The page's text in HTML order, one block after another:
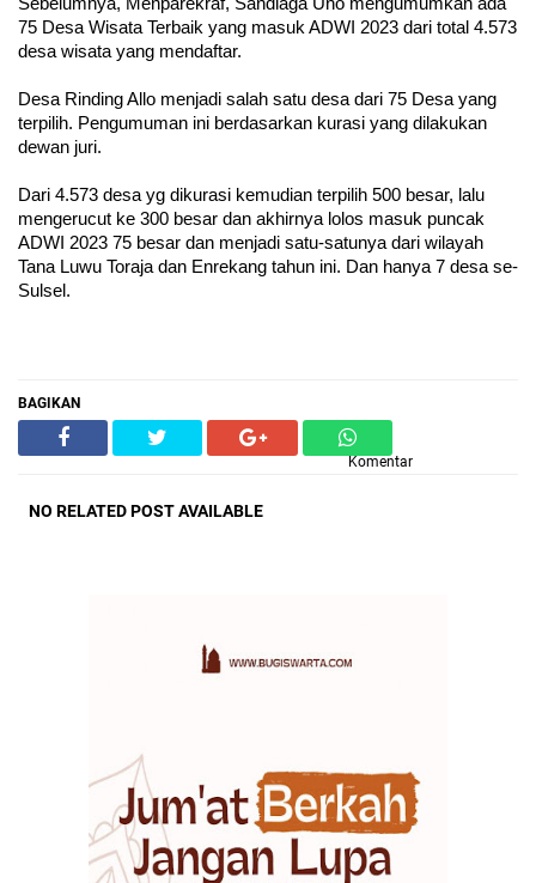
75 Desa Wisata Terbaik yang masuk ADWI 2023 dari total 4.573
desa wisata yang mendaftar.
Desa Rinding Allo menjadi salah satu desa dari 75 Desa yang
terpilih. Pengumuman ini berdasarkan kurasi yang dilakukan
dewan juri.
Dari 4.573 desa yg dikurasi kemudian terpilih 500 besar, lalu
mengerucut ke 300 besar dan akhirnya lolos masuk puncak
ADWI 2023 75 besar dan menjadi satu-satunya dari wilayah
Tana Luwu Toraja dan Enrekang tahun ini. Dan hanya 7 desa se-
Sulsel.
BAGIKAN
Komentar
NO RELATED POST AVAILABLE